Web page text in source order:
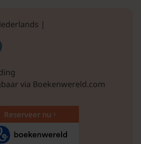
|
via Boekenwereld.com
Reserveer nu